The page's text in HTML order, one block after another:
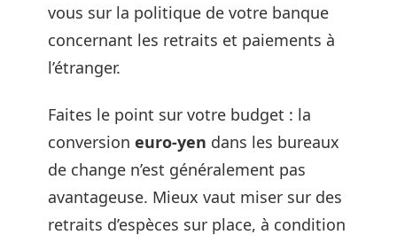
vous sur la politique de votre banque
concernant les retraits et paiements à
l’étranger.
Faites le point sur votre budget : la
conversion euro-yen dans les bureaux
de change n’est généralement pas
avantageuse. Mieux vaut miser sur des
retraits d’espèces sur place, à condition